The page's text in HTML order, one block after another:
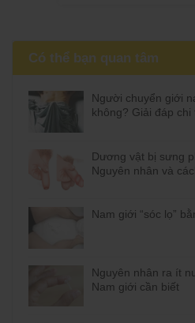
Có thể bạn quan tâm
Người chuyển giới
không? Giải đáp chi
Dương vật bị sưng
Nguyên nhân và
Nam giới “sóc lọ”
Nguyên nhân ra ít
Nam giới cần biết